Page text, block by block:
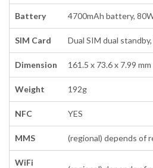
Battery 4700mAh battery,
SIM Card Dual SIM dual
Dimension 161.5 x 73.6 x 7.99 mm
Weight 192g
NFC YES
MMS (regional) depends of
WiFi